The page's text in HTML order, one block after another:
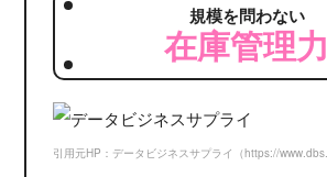
規模を問わない
在庫管理力
引用元HP：データビジネスサプライ（https://